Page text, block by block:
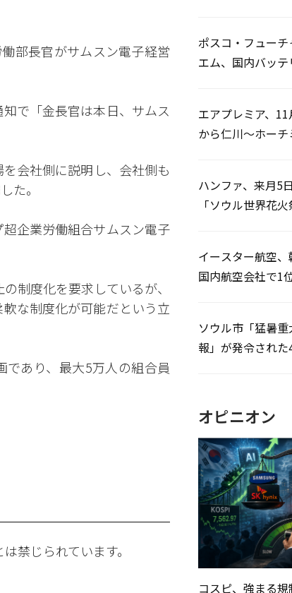
部長官がサムスン電子経営
で「金長官は本日、サムス
会社側に説明し、会社側も
た。
企業労働組合サムスン電子
制度化を要求しているが、
な制度化が可能だという立
あり、最大5万人の組合員
禁じられています。
ポスコ・フューチ
エム、国内バッテ
エアプレミア、11
から仁川〜ホーチ
ハンファ、来月5
「ソウル世界花火
イースター航空、
国内航空会社で1
ソウル市「猛暑重
報」が発令された
オピニオン
コスピ、強まる